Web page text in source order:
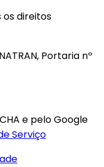
os direitos
Portaria nº
e pelo Google
Serviço